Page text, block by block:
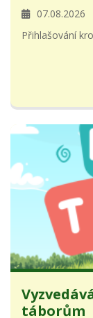
07.08.2026
Přihlašování
táborům